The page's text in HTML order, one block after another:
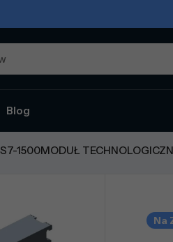
Blog
1500MODUŁ
Na